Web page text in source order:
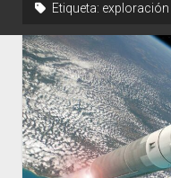
Etiqueta: exploración